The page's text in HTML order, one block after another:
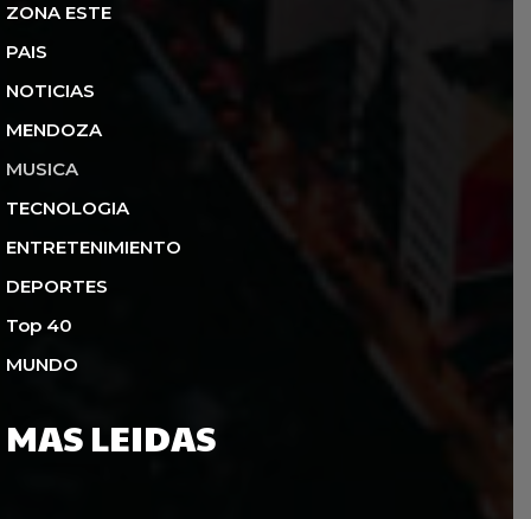
ZONA ESTE
PAIS
NOTICIAS
MENDOZA
MUSICA
TECNOLOGIA
ENTRETENIMIENTO
DEPORTES
Top 40
MUNDO
MAS LEIDAS